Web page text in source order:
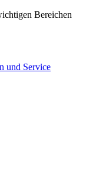
Bereichen
und Service